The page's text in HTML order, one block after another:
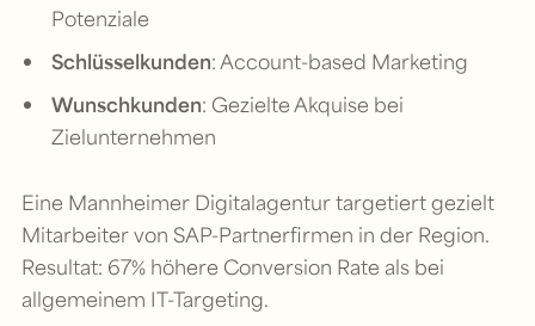
Potenziale
Schlüsselkunden: Account-based Marketing
Wunschkunden: Gezielte Akquise bei
Zielunternehmen
Eine Mannheimer Digitalagentur targetiert gezielt
Mitarbeiter von SAP-Partnerfirmen in der Region.
Resultat: 67% höhere Conversion Rate als bei
allgemeinem IT-Targeting.